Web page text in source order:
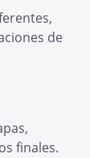
de
finales.